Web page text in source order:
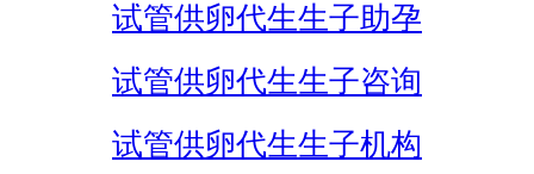
试管供卵代生生子助孕
试管供卵代生生子咨询
试管供卵代生生子机构